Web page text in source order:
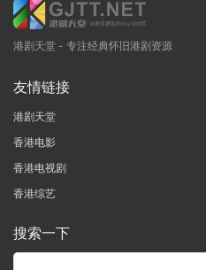
港剧天堂 - 专注经典怀旧港剧资源
友情链接
港剧天堂
香港电影
香港电视剧
香港综艺
搜索一下